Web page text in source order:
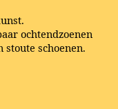
ochtendzoenen
stoute schoenen.